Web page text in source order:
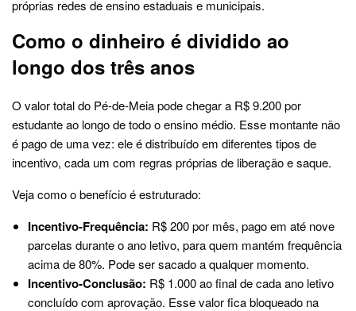
próprias redes de ensino estaduais e municipais.
Como o dinheiro é dividido ao
longo dos três anos
O valor total do Pé-de-Meia pode chegar a R$ 9.200 por
estudante ao longo de todo o ensino médio. Esse montante não
é pago de uma vez: ele é distribuído em diferentes tipos de
incentivo, cada um com regras próprias de liberação e saque.
Veja como o benefício é estruturado:
Incentivo-Frequência: R$ 200 por mês, pago em até nove
parcelas durante o ano letivo, para quem mantém frequência
acima de 80%. Pode ser sacado a qualquer momento.
Incentivo-Conclusão: R$ 1.000 ao final de cada ano letivo
concluído com aprovação. Esse valor fica bloqueado na